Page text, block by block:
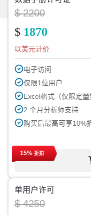
$ 2200
$ 1870
以美元计价
电子访问
仅限1位用户
Excel格式（仅限定量
2 个月分析师支持
购买后最高可享10%
15% 折扣
单用户许可
$ 4250